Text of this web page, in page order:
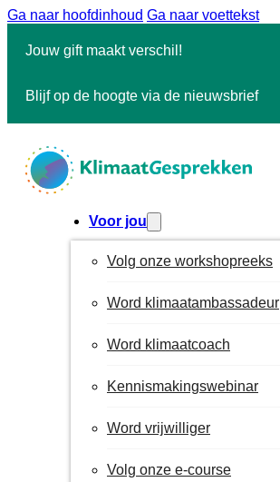
Ga naar hoofdinhoud Ga naar voettekst
Jouw gift maakt verschil!
Blijf op de hoogte via de nieuwsbrief
Voor jou
Volg onze workshopreeks
Word klimaatambassadeur
Word klimaatcoach
Kennismakingswebinar
Word vrijwilliger
Volg onze e-course